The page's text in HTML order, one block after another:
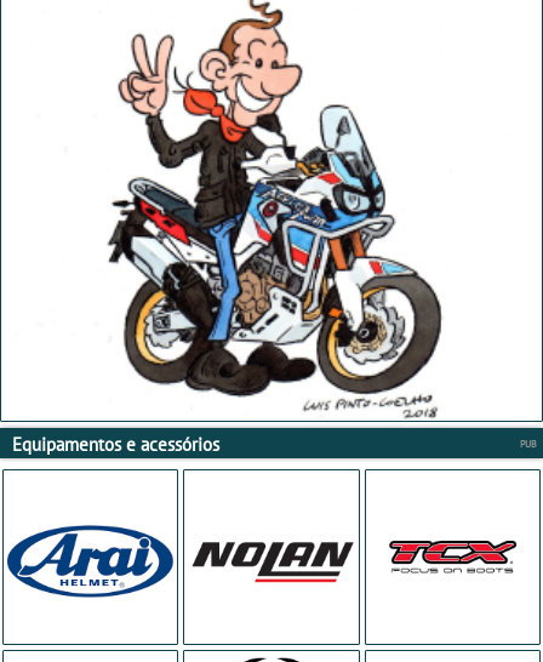
Equipamentos e acessórios